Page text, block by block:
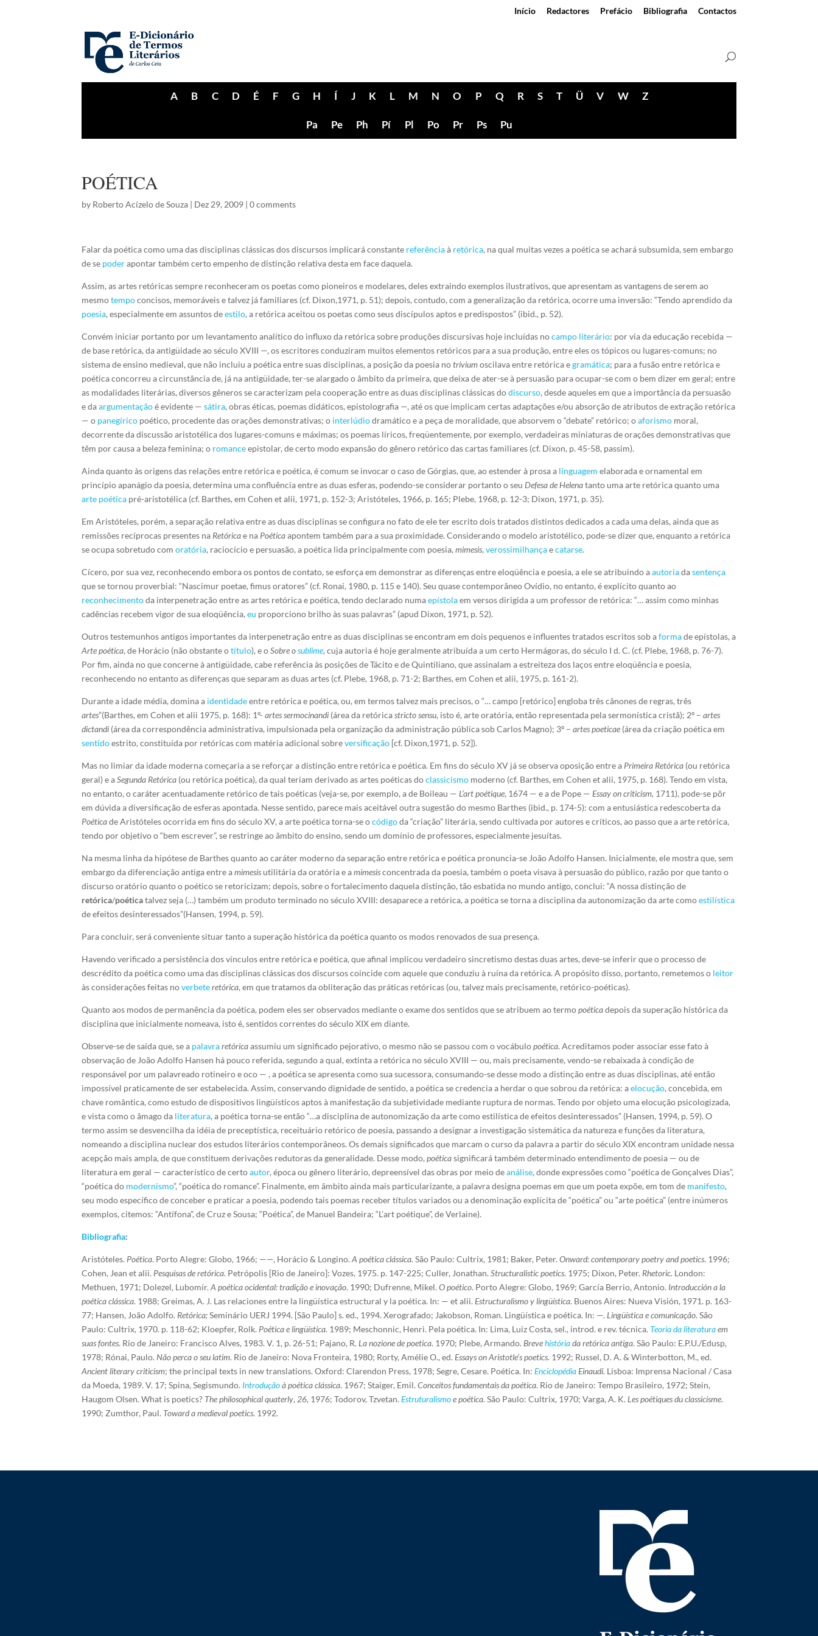
Início Redactores Prefácio Bibliografia Contactos
A B C D É F G H Í J K L M N O P Q R S T Ü V W Z
Pa Pe Ph Pí Pl Po Pr Ps Pu
POÉTICA
by Roberto Acízelo de Souza | Dez 29, 2009 |0 comments
Falar da poética como uma das disciplinas clássicas dos discursos implicará constante referênciaà retórica, na qual muitas vezes a poética se achará subsumida, sem embargo
de se poderapontar também certo empenho de distinção relativa desta em face daquela.
Assim, as artes retóricas sempre reconheceram os poetas como pioneiros e modelares, deles extraindo exemplos ilustrativos, que apresentam as vantagens de serem ao
mesmotempoconcisos, memoráveis e talvez já familiares (cf. Dixon,1971, p. 51); depois, contudo, com a generalização da retórica, ocorre uma inversão: “Tendo aprendido da
poesia, especialmente em assuntos deestilo, a retórica aceitou os poetas como seus discípulos aptos e predispostos” (ibid., p. 52).
Convém iniciar portanto por um levantamento analítico do influxo da retórica sobre produções discursivas hoje incluídas nocampo literário: por via da educação recebida —
de base retórica, da antigüidade ao século XVIII —, os escritores conduziram muitos elementos retóricos para a sua produção, entre eles os tópicos ou lugares-comuns; no
sistema de ensino medieval, que não incluiu a poética entre suas disciplinas, a posição da poesia notriviumoscilava entre retórica egramática; para a fusão entre retórica e
poética concorreu a circunstância de, já na antigüidade, ter-se alargado o âmbito da primeira, que deixa de ater-se à persuasão para ocupar-se com o bem dizer em geral; entre
as modalidades literárias, diversos gêneros se caracterizam pela cooperação entre as duas disciplinas clássicas dodiscurso, desde aqueles em que a importância da persuasão
e daargumentaçãoé evidente —sátira, obras éticas, poemas didáticos, epistolografia —, até os que implicam certas adaptações e/ou absorção de atributos de extração retórica
— o panegírico poético, procedente das orações demonstrativas; o interlúdiodramático e a peça de moralidade, que absorvem o “debate” retórico; oaforismo moral,
decorrente da discussão aristotélica dos lugares-comuns e máximas; os poemas líricos, freqüentemente, por exemplo, verdadeiras miniaturas de orações demonstrativas que
têm por causa a beleza feminina; o romanceepistolar, de certo modo expansão do gênero retórico das cartas familiares (cf. Dixon, p. 45-58, passim).
Ainda quanto às origens das relações entre retórica e poética, é comum se invocar o caso de Górgias, que, ao estender à prosa a linguagem elaborada e ornamental em
princípio apanágio da poesia, determina uma confluência entre as duas esferas, podendo-se considerar portanto o seu Defesa de Helenatanto uma arte retórica quanto uma
arte poética pré-aristotélica (cf. Barthes, em Cohen et alii, 1971, p. 152-3; Aristóteles, 1966, p. 165; Plebe, 1968, p. 12-3; Dixon, 1971, p. 35).
Em Aristóteles, porém, a separação relativa entre as duas disciplinas se configura no fato de ele ter escrito dois tratados distintos dedicados a cada uma delas, ainda que as
remissões recíprocas presentes na Retóricae na Poéticaapontem também para a sua proximidade. Considerando o modelo aristotélico, pode-se dizer que, enquanto a retórica
se ocupa sobretudo comoratória, raciocício e persuasão, a poética lida principalmente com poesia,mimesis,verossimilhançaecatarse.
Cícero, por sua vez, reconhecendo embora os pontos de contato, se esforça em demonstrar as diferenças entre eloqüência e poesia, a ele se atribuindo aautoriadasentença
que se tornou proverbial: “Nascimur poetae, fimus oratores” (cf. Ronai, 1980, p. 115 e 140). Seu quase contemporâneo Ovídio, no entanto, é explícito quanto ao
reconhecimentoda interpenetração entre as artes retórica e poética, tendo declarado numaepístolaem versos dirigida a um professor de retórica: “… assim como minhas
cadências recebem vigor de sua eloqüência,eu proporciono brilho às suas palavras” (apud Dixon, 1971, p. 52).
Outros testemunhos antigos importantes da interpenetração entre as duas disciplinas se encontram em dois pequenos e influentes tratados escritos sob aformade epístolas, a
Arte poética, de Horácio (não obstante otítulo), e oSobre osublime, cuja autoria é hoje geralmente atribuída a um certo Hermágoras, do século I d. C. (cf. Plebe, 1968, p. 76-7).
Por fim, ainda no que concerne à antigüidade, cabe referência às posições de Tácito e de Quintiliano, que assinalam a estreiteza dos laços entre eloqüência e poesia,
reconhecendo no entanto as diferenças que separam as duas artes (cf. Plebe, 1968, p. 71-2; Barthes, em Cohen et alii, 1975, p. 161-2).
Durante a idade média, domina a identidadeentre retórica e poética, ou, em termos talvez mais precisos, o “… campo [retórico] engloba três cânones de regras, três
artes”(Barthes, em Cohen et alii 1975, p. 168): 1º-artes sermocinandi (área da retóricastricto sensu, isto é, arte oratória, então representada pela sermonística cristã); 2º –artes
dictandi (área da correspondência administrativa, impulsionada pela organização da administração pública sob Carlos Magno); 3º –artes poeticae (área da criação poética em
sentidoestrito, constituída por retóricas com matéria adicional sobreversificação [cf. Dixon,1971, p. 52]).
Mas no limiar da idade moderna começaria a se reforçar a distinção entre retórica e poética. Em fins do século XV já se observa oposição entre a Primeira Retórica (ou retórica
geral) e aSegunda Retórica (ou retórica poética), da qual teriam derivado as artes poéticas doclassicismo moderno (cf. Barthes, em Cohen et alii, 1975, p. 168). Tendo em vista,
no entanto, o caráter acentuadamente retórico de tais poéticas (veja-se, por exemplo, a de Boileau — L’art poétique, 1674 — e a de Pope — Essay on criticism, 1711), pode-se pôr
em dúvida a diversificação de esferas apontada. Nesse sentido, parece mais aceitável outra sugestão do mesmo Barthes (ibid., p. 174-5): com a entusiástica redescoberta da
Poéticade Aristóteles ocorrida em fins do século XV, a arte poética torna-se ocódigoda “criação” literária, sendo cultivada por autores e críticos, ao passo que a arte retórica,
tendo por objetivo o “bem escrever”, se restringe ao âmbito do ensino, sendo um domínio de professores, especialmente jesuítas.
Na mesma linha da hipótese de Barthes quanto ao caráter moderno da separação entre retórica e poética pronuncia-se João Adolfo Hansen. Inicialmente, ele mostra que, sem
embargo da diferenciação antiga entre amimesis utilitária da oratória e amimesisconcentrada da poesia, também o poeta visava à persuasão do público, razão por que tanto o
discurso oratório quanto o poético se retoricizam; depois, sobre o fortalecimento daquela distinção, tão esbatida no mundo antigo, conclui: “A nossa distinção de
retórica/poéticatalvez seja (…) também um produto terminado no século XVIII: desaparece a retórica, a poética se torna a disciplina da autonomização da arte comoestilística
de efeitos desinteressados”(Hansen, 1994, p. 59).
Para concluir, será conveniente situar tanto a superação histórica da poética quanto os modos renovados de sua presença.
Havendo verificado a persistência dos vínculos entre retórica e poética, que afinal implicou verdadeiro sincretismo destas duas artes, deve-se inferir que o processo de
descrédito da poética como uma das disciplinas clássicas dos discursos coincide com aquele que conduziu à ruína da retórica. A propósito disso, portanto, remetemos o leitor
às considerações feitas noverbete retórica, em que tratamos da obliteração das práticas retóricas (ou, talvez mais precisamente, retórico-poéticas).
Quanto aos modos de permanência da poética, podem eles ser observados mediante o exame dos sentidos que se atribuem ao termopoéticadepois da superação histórica da
disciplina que inicialmente nomeava, isto é, sentidos correntes do século XIX em diante.
Observe-se de saída que, se a palavra retóricaassumiu um significado pejorativo, o mesmo não se passou com o vocábulopoética. Acreditamos poder associar esse fato à
observação de João Adolfo Hansen há pouco referida, segundo a qual, extinta a retórica no século XVIII — ou, mais precisamente, vendo-se rebaixada à condição de
responsável por um palavreado rotineiro e oco — , a poética se apresenta como sua sucessora, consumando-se desse modo a distinção entre as duas disciplinas, até então
impossível praticamente de ser estabelecida. Assim, conservando dignidade de sentido, a poética se credencia a herdar o que sobrou da retórica: aelocução, concebida, em
chave romântica, como estudo de dispositivos lingüísticos aptos à manifestação da subjetividade mediante ruptura de normas. Tendo por objeto uma elocução psicologizada,
e vista como o âmago da literatura, a poética torna-se então “…a disciplina de autonomização da arte como estilística de efeitos desinteressados” (Hansen, 1994, p. 59). O
termo assim se desvencilha da idéia de preceptística, receituário retórico de poesia, passando a designar a investigação sistemática da natureza e funções da literatura,
nomeando a disciplina nuclear dos estudos literários contemporâneos. Os demais significados que marcam o curso da palavra a partir do século XIX encontram unidade nessa
acepção mais ampla, de que constituem derivações redutoras da generalidade. Desse modo,poéticasignificará também determinado entendimento de poesia — ou de
literatura em geral — característico de certoautor, época ou gênero literário, depreensível das obras por meio deanálise, donde expressões como “poética de Gonçalves Dias”,
“poética do modernismo”, “poética do romance”. Finalmente, em âmbito ainda mais particularizante, a palavra designa poemas em que um poeta expõe, em tom de manifesto,
seu modo específico de conceber e praticar a poesia, podendo tais poemas receber títulos variados ou a denominação explícita de “poética” ou “arte poética” (entre inúmeros
exemplos, citemos: “Antífona”, de Cruz e Sousa; “Poética”, de Manuel Bandeira; “L’art poétique”, de Verlaine).
Bibliografia:
Aristóteles. Poética. Porto Alegre: Globo, 1966; ——, Horácio & Longino.A poética clássica. São Paulo: Cultrix, 1981; Baker, Peter. Onward: contemporary poetry and poetics. 1996;
Cohen, Jean et alii. Pesquisas de retórica. Petrópolis [Rio de Janeiro]: Vozes, 1975. p. 147-225; Culler, Jonathan. Structuralistic poetics. 1975; Dixon, Peter. Rhetoric. London:
Methuen, 1971; Dolezel, Lubomír.A poética ocidental: tradição e inovação. 1990; Dufrenne, Mikel.O poético. Porto Alegre: Globo, 1969; García Berrio, Antonio. Introducción a la
poética clássica. 1988; Greimas, A. J. Las relaciones entre la lingüística estructural y la poética. In: — et alii. Estructuralismo y lingüística. Buenos Aires: Nueva Visión, 1971. p. 163-
77; Hansen, João Adolfo. Retórica;Seminário UERJ 1994. [São Paulo] s. ed., 1994. Xerografado; Jakobson, Roman. Lingüística e poética. In: —. Lingüística e comunicação. São
Paulo: Cultrix, 1970. p. 118-62; Kloepfer, Rolk. Poética e lingüística. 1989; Meschonnic, Henri. Pela poética. In: Lima, Luiz Costa, sel., introd. e rev. técnica. Teoria da literaturaem
suas fontes. Rio de Janeiro: Francisco Alves, 1983. V. 1, p. 26-51; Pajano, R. La nozione de poetica. 1970; Plebe, Armando. Brevehistóriada retórica antiga. São Paulo: E.P.U./Edusp,
1978; Rónai, Paulo. Não perca o seu latim. Rio de Janeiro: Nova Fronteira, 1980; Rorty, Amélie O., ed. Essays on Aristotle’s poetics. 1992; Russel, D. A. & Winterbotton, M., ed.
Ancient literary criticism; the principal texts in new translations. Oxford: Clarendon Press, 1978; Segre, Cesare. Poética. In: Enciclopédia Einaudi. Lisboa: Imprensa Nacional / Casa
da Moeda, 1989. V. 17; Spina, Segismundo. Introduçãoà poética clássica. 1967; Staiger, Emil. Conceitos fundamentais da poética. Rio de Janeiro: Tempo Brasileiro, 1972; Stein,
Haugom Olsen. What is poetics? The philosophical quaterly, 26, 1976; Todorov, Tzvetan. Estruturalismoe poética. São Paulo: Cultrix, 1970; Varga, A. K. Les poétiques du classicisme.
1990; Zumthor, Paul. Toward a medieval poetics. 1992.